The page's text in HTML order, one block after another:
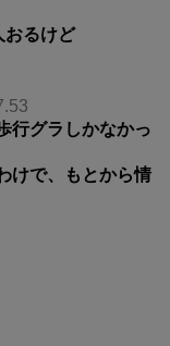
おるけど
行グラしかなかっ
けで、もとから情